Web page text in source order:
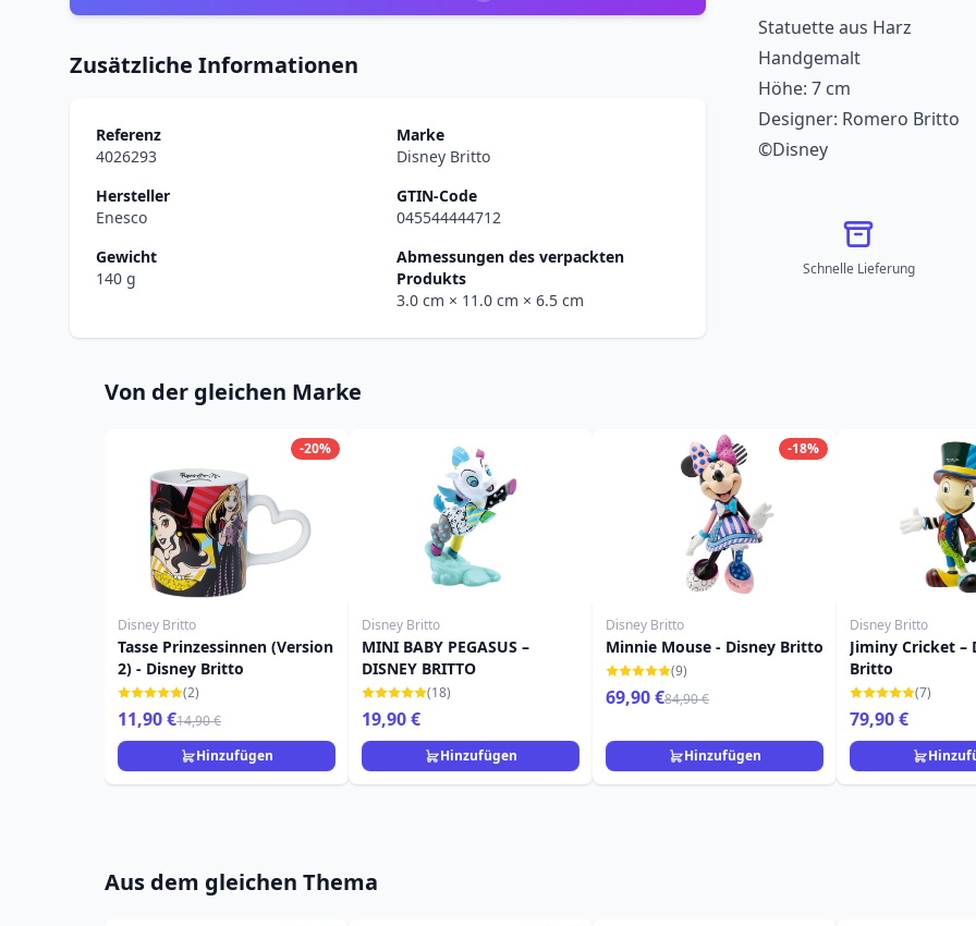
Zusätzliche Informationen
Referenz
4026293
Marke
Disney Britto
Hersteller
Enesco
GTIN-Code
045544444712
Gewicht
140 g
Abmessungen des verpackten
Produkts
3.0 cm × 11.0 cm × 6.5 cm
Statuette aus Harz
Handgemalt
Höhe: 7 cm
Designer: Romero Britto
©Disney
Schnelle Lieferung
Von der gleichen Marke
-20%
Disney Britto
Tasse Prinzessinnen (Version
2) - Disney Britto
(2)
11,90 €14,90 €
Hinzufügen
Disney Britto
MINI BABY PEGASUS –
DISNEY BRITTO
(18)
19,90 €
Hinzufügen
-18%
Disney Britto
Minnie Mouse - Disney Britto
(9)
69,90 €84,90 €
Hinzufügen
Disney Britto
Jiminy Cricket –
Britto
(7)
79,90 €
Aus dem gleichen Thema